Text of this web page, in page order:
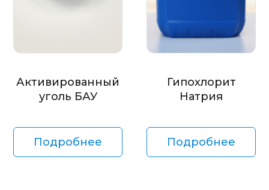
Активированный
уголь БАУ
Подробнее
Гипохлорит
Натрия
Подробнее